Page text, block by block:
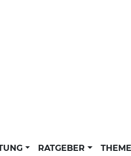
RATGEBER